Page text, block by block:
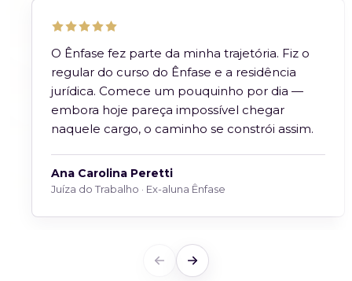
O Ênfase fez parte da minha trajetória. Fiz o
regular do curso do Ênfase e a residência
jurídica. Comece um pouquinho por dia —
embora hoje pareça impossível chegar
naquele cargo, o caminho se constrói assim.
Ana Carolina Peretti
Juíza do Trabalho · Ex-aluna Ênfase